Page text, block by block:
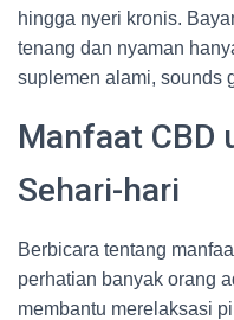
hingga nyeri kronis.
tenang dan nyaman
suplemen alami, sounds
Manfaat CBD
Sehari-hari
Berbicara tentang
perhatian banyak orang
membantu merelaksasi